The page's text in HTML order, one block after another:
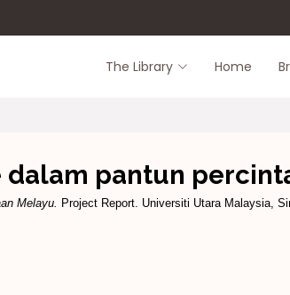
The Library Home
pantun
Melayu. Project Report. Universiti Utara Malaysia,